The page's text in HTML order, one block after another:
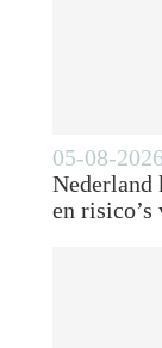
05-08-
Nederland
en